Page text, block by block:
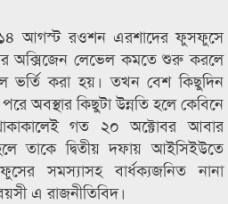
১৪ আগস্ট রওশন এরশাদের ফুসফুসে
অক্সিজেন লেভেল কমতে শুরু করলে
ভর্তি করা হয়। তখন বেশ কিছুদিন
অবস্থার কিছুটা উন্নতি হলে কেবিনে
গত ২০ অক্টোবর আবার
তাকে দ্বিতীয় দফায় আইসিইউতে
সমস্যাসহ বার্ধক্যজনিত নানা
এ রাজনীতিবিদ।